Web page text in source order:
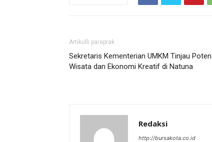
Artikulli paraprak
Sekretaris Kementerian UMKM Tinjau
Wisata dan Ekonomi Kreatif di Natuna
Redaksi
http://bursakota.co.id